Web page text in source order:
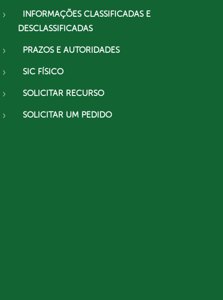
INFORMAÇÕES CLASSIFICADAS E
DESCLASSIFICADAS
PRAZOS E AUTORIDADES
SIC FÍSICO
SOLICITAR RECURSO
SOLICITAR UM PEDIDO